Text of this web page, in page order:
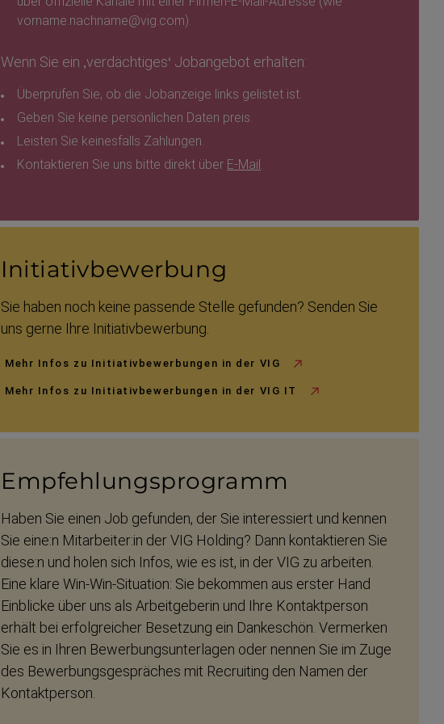
vorname.nachname@vig.com).
Wenn Sie ein ‚verdächtiges‘ Jobangebot erhalten:
Überprüfen Sie, ob die Jobanzeige links gelistet ist.
Geben Sie keine persön­lichen Daten preis.
Leisten Sie keinesfalls Zahlungen.
Kontak­tieren Sie uns bitte direkt über E-Mail.
Initi­a­tiv­be­wer­bung
Sie haben noch keine passende Stelle gefunden? Senden Sie
uns gerne Ihre Initia­tiv­be­werbung.
Mehr Infos zu Initiativbewerbungen in der VIG
Mehr Infos zu Initiativbewerbungen in der VIG IT
Empfeh­lungs­pro­gramm
Haben Sie einen Job gefunden, der Sie interessiert und kennen
Sie eine:n Mitarbeiter:in der VIG Holding? Dann kontak­tieren Sie
diese:n und holen sich Infos, wie es ist, in der VIG zu arbeiten.
Eine klare Win-​Win-Situation: Sie bekommen aus erster Hand
Einblicke über uns als Arbeit­geberin und Ihre Kontakt­person
erhält bei erfolg­reicher Besetzung ein Dankeschön. Vermerken
Sie es in Ihren Bewerbungs­un­terlagen oder nennen Sie im Zuge
des Bewerbungs­ge­spräches mit Recruiting den Namen der
Kontakt­person.